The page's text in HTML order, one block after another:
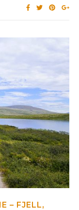
– FJELL,